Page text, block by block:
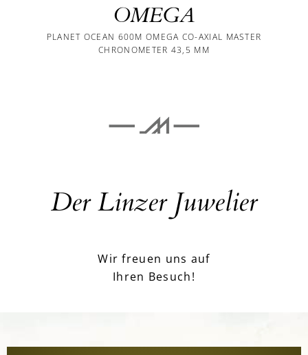
OMEGA
PLANET OCEAN 600M OMEGA CO-AXIAL MASTER
CHRONOMETER 43,5 MM
Der Linzer Juwelier
Wir freuen uns auf
Ihren Besuch!